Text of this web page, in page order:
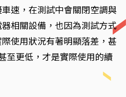
速，在測試中會關閉空調與
相關設備，也因為測試方式
使用狀況有著明顯落差，甚
至更低，才是實際使用的續